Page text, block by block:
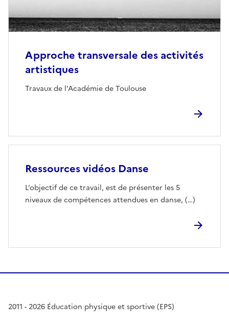
Approche transversale des activités
artistiques
Travaux de l'Académie de Toulouse
Ressources vidéos Danse
L’objectif de ce travail, est de présenter les 5
niveaux de compétences attendues en danse, (…)
2011 - 2026 Éducation physique et sportive (EPS)